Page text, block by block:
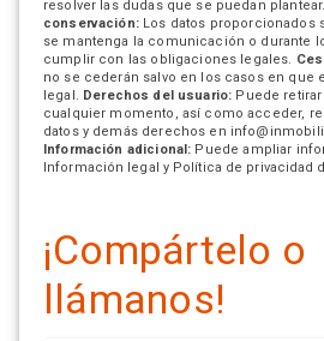
resolver las dudas que se puedan plantear.
conservación: Los datos proporcionados
se mantenga la comunicación o durante
cumplir con las obligaciones legales.
no se cederán salvo en los casos en que
legal. Derechos del usuario: Puede
cualquier momento, así como acceder,
datos y demás derechos en
Información adicional: Puede ampliar
Información legal y Política de privacidad
¡Compártelo o
llámanos!